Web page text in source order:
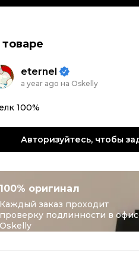
eternel
a year ago на Oskelly
100%
Авторизуйтесь, чтобы
100% оригинал
Каждый заказ проходит
проверку подлинности в
Oskelly